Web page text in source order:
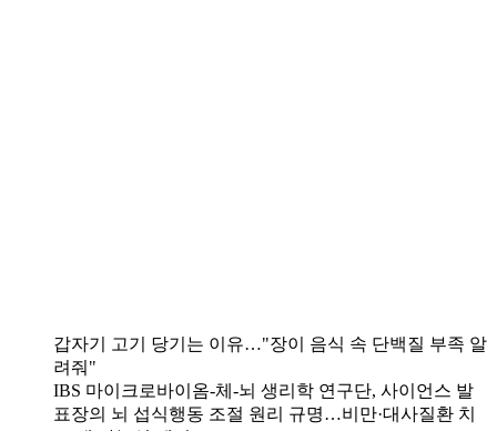
갑자기 고기 당기는 이유…"장이 음식 속 단백질 부족 알
려줘"
IBS 마이크로바이옴-체-뇌 생리학 연구단, 사이언스 발
표장의 뇌 섭식행동 조절 원리 규명…비만·대사질환 치